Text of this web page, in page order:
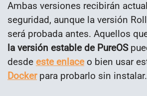
Ambas versiones recibirán
seguridad, aunque la versión
será probada antes. Aquellos
la versión estable de PureOS
desde este enlaceo bien usar
Dockerpara probarlo sin instalar.